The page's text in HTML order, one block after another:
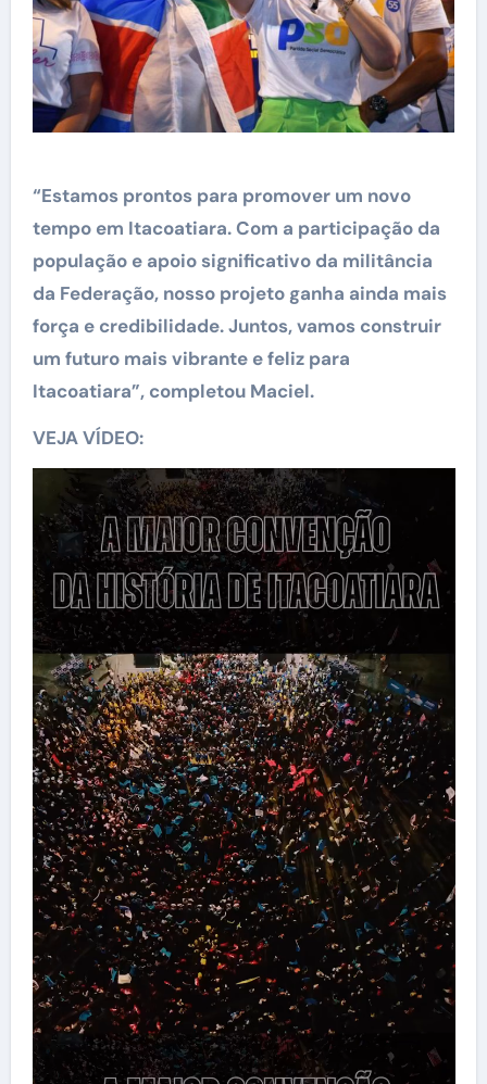
“Estamos prontos para promover um novo
tempo em Itacoatiara. Com a participação da
população e apoio significativo da militância
da Federação, nosso projeto ganha ainda mais
força e credibilidade. Juntos, vamos construir
um futuro mais vibrante e feliz para
Itacoatiara”, completou Maciel.
VEJA VÍDEO: